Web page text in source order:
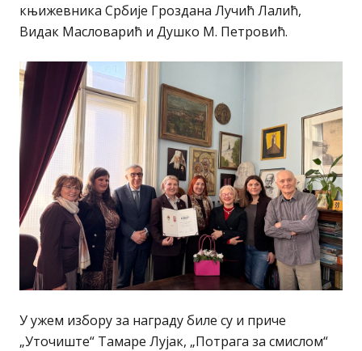
књижевника Србије Гроздана Лучић Лалић,
Видак Масловарић и Душко М. Петровић.
У ужем избору за награду биле су и приче
„Уточиште“ Тамаре Лујак, „Потрага за смислом“